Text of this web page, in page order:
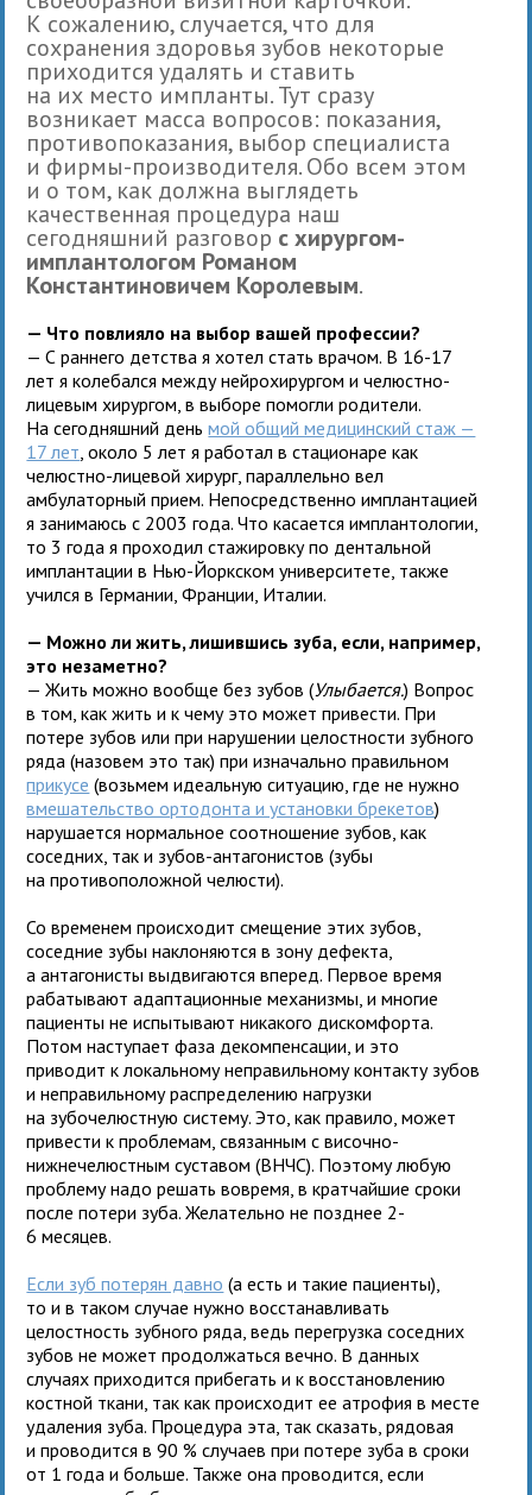
К сожалению, случается, что для
сохранения здоровья зубов некоторые
приходится удалять и ставить
на их место импланты. Тут сразу
возникает масса вопросов: показания,
противопоказания, выбор специалиста
и фирмы-производителя. Обо всем этом
и о том, как должна выглядеть
качественная процедура наш
сегодняшний разговор с хирургом-
имплантологом Романом
Константиновичем Королевым.
— Что повлияло на выбор вашей профессии?
— С раннего детства я хотел стать врачом. В 16-17
лет я колебался между нейрохирургом и челюстно-
лицевым хирургом, в выборе помогли родители.
На сегодняшний деньмой общий медицинский стаж —
17 лет , около 5 лет я работал в стационаре как
челюстно-лицевой хирург, параллельно вел
амбулаторный прием. Непосредственно имплантацией
я занимаюсь с 2003 года. Что касается имплантологии,
то 3 года я проходил стажировку по дентальной
имплантации в Нью-Йоркском университете, также
учился в Германии, Франции, Италии.
— Можно ли жить, лишившись зуба, если, например,
это незаметно?
— Жить можно вообще без зубов (Улыбается.) Вопрос
в том, как жить и к чему это может привести. При
потере зубов или при нарушении целостности зубного
ряда (назовем это так) при изначально правильном
прикусе (возьмем идеальную ситуацию, где не нужно
вмешательство ортодонта и установки брекетов)
нарушается нормальное соотношение зубов, как
соседних, так и зубов-антагонистов (зубы
на противоположной челюсти).
Со временем происходит смещение этих зубов,
соседние зубы наклоняются в зону дефекта,
а антагонисты выдвигаются вперед. Первое время
рабатывают адаптационные механизмы, и многие
пациенты не испытывают никакого дискомфорта.
Потом наступает фаза декомпенсации, и это
приводит к локальному неправильному контакту зубов
и неправильному распределению нагрузки
на зубочелюстную систему. Это, как правило, может
привести к проблемам, связанным с височно-
нижнечелюстным суставом (ВНЧС). Поэтому любую
проблему надо решать вовремя, в кратчайшие сроки
после потери зуба. Желательно не позднее 2-
6 месяцев.
Если зуб потерян давно (а есть и такие пациенты),
то и в таком случае нужно восстанавливать
целостность зубного ряда, ведь перегрузка соседних
зубов не может продолжаться вечно. В данных
случаях приходится прибегать и к восстановлению
костной ткани, так как происходит ее атрофия в месте
удаления зуба. Процедура эта, так сказать, рядовая
и проводится в 90 % случаев при потере зуба в сроки
от 1 года и больше. Также она проводится, если